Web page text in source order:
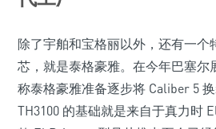
除了宇舶和宝格丽以外，还有一个
芯，就是泰格豪雅。在今年巴塞尔
称泰格豪雅准备逐步将 Caliber 5
TH3100 的基础就是来自于真力时